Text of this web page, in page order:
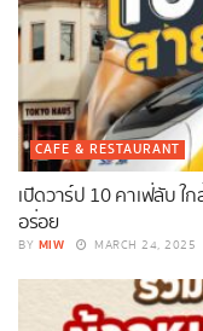
CAFE & RESTAURANT
เปิดวาร์ป 10 คาเฟ่ลับ ใ
อร่อย
BY MIW MARCH 24, 2025